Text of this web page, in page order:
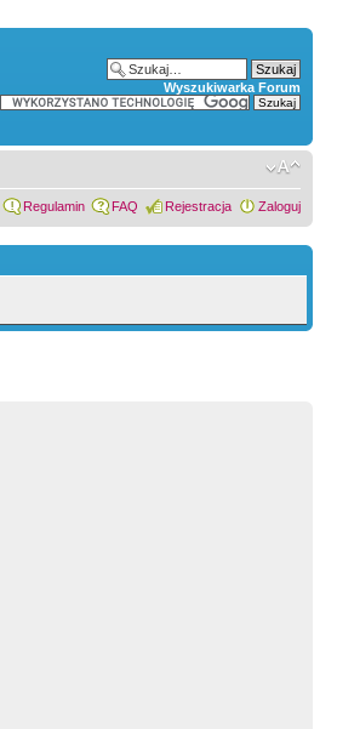
Wyszukiwarka Forum
Regulamin FAQ Rejestracja Zaloguj